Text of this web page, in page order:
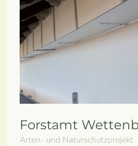
Forstamt
Arten- und Naturschutzprojekt